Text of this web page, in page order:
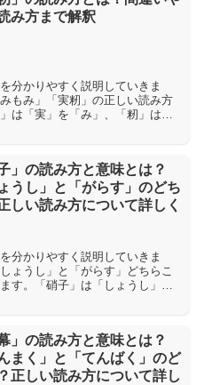
み方まで解釈
分かりやすく説明していきま
もみ」「実籾」の正しい読み方
は「実」を「み」、「籾」は
」の読み方と意味とは？
ょうし」と「がらす」のどち
しい読み方について詳しく
分かりやすく説明していきま
ょうし」と「がらす」どちらこ
す。「硝子」は「しょうし」や
」の読み方と意味とは？
んまく」と「てんばく」のど
正しい読み方について詳し